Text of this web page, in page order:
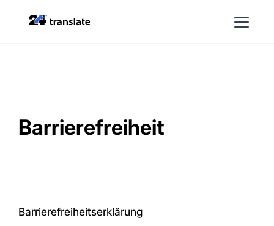
Barrierefreiheit
Barrierefreiheitserklärung